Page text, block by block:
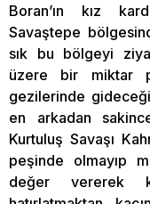
Boran’ın kız
Savaştepe
sık bu bölgeyi
üzere bir miktar
gezilerinde
en arkadan
Kurtuluş Savaşı
peşinde olmayıp
değer vererek